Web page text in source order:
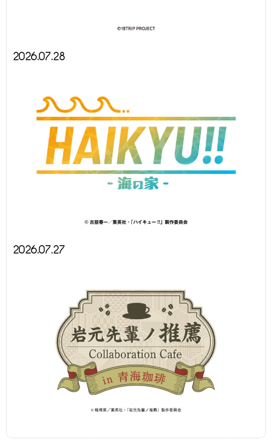
2026.07.28
2026.07.27